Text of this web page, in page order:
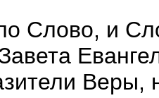
Слово, и
Веры,